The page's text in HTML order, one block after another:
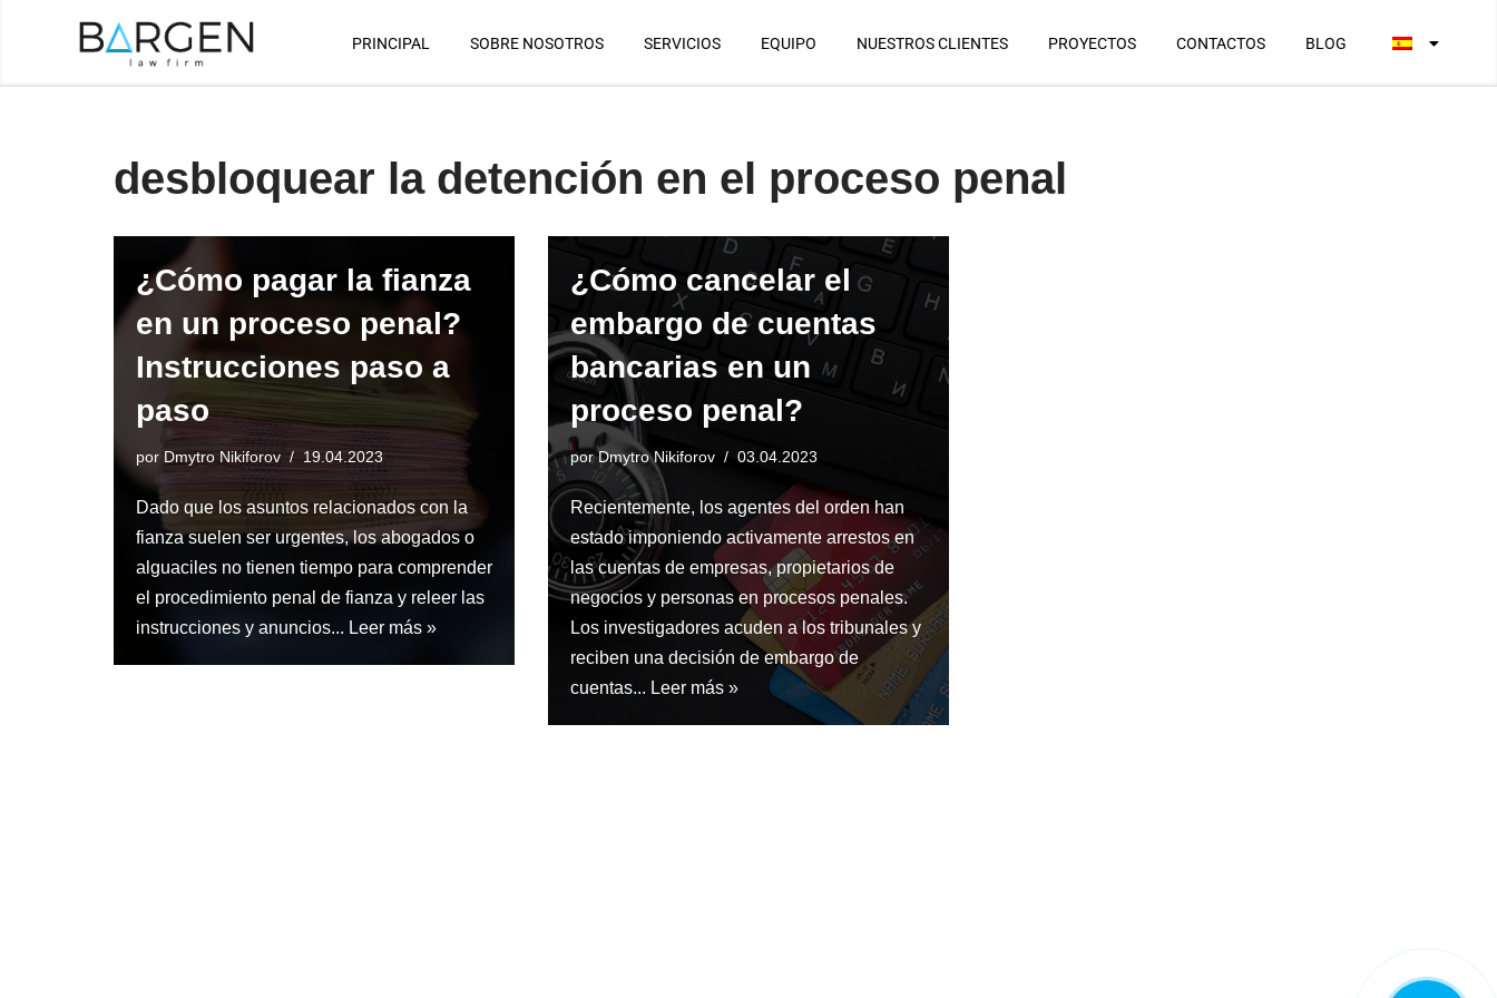
PRINCIPAL SOBRE NOSOTROS SERVICIOS EQUIPO NUESTROS CLIENTES PROYECTOS CONTACTOS BLOG
desbloquear la detención en el proceso penal
¿Cómo pagar la fianza
en un proceso penal?
Instrucciones paso a
paso
por Dmytro Nikiforov 19.04.2023
Dado que los asuntos relacionados con la
fianza suelen ser urgentes, los abogados o
alguaciles no tienen tiempo para comprender
el procedimiento penal de fianza y releer las
instrucciones y anuncios... Leer más »
¿Cómo cancelar el
embargo de cuentas
bancarias en un
proceso penal?
porDmytro Nikiforov 03.04.2023
Recientemente, los agentes del orden han
estado imponiendo activamente arrestos en
las cuentas de empresas, propietarios de
negocios y personas en procesos penales.
Los investigadores acuden a los tribunales y
reciben una decisión de embargo de
cuentas... Leer más »